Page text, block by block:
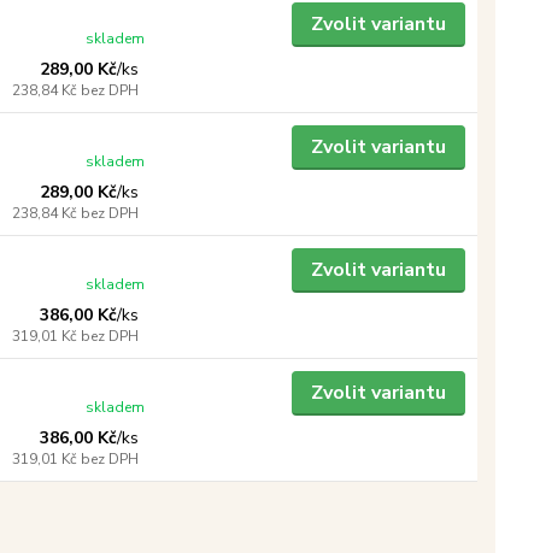
289,00 Kč/ks
238,84 Kč bez DPH
skladem
Zvolit variantu
289,00 Kč/ks
238,84 Kč bez DPH
skladem
Zvolit variantu
386,00 Kč/ks
319,01 Kč bez DPH
skladem
Zvolit variantu
386,00 Kč/ks
319,01 Kč bez DPH
skladem
Zvolit variantu